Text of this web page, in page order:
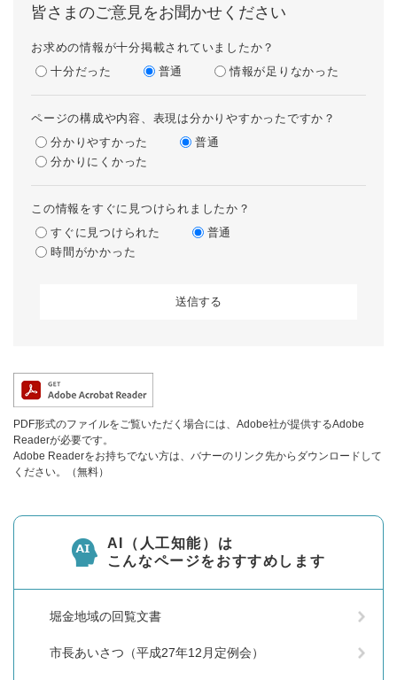
皆さまのご意見をお聞かせください
お求めの情報が十分掲載されていましたか？
十分だった
普通 情報が足りなかった
ページの構成や内容、表現は分かりやすかったですか？
分かりやすかった
普通
分かりにくかった
この情報をすぐに見つけられましたか？
すぐに見つけられた
普通
時間がかかった
PDF形式のファイルをご覧いただく場合には、Adobe社が提供するAdobe
Readerが必要です。
Adobe Readerをお持ちでない方は、バナーのリンク先からダウンロードして
ください。（無料）
AI（人工知能）は
こんなページをおすすめします
堀金地域の回覧文書
市長あいさつ（平成27年12月定例会）